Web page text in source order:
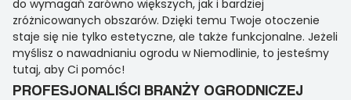
do wymagań zarówno większych, jak i bardziej
zróżnicowanych obszarów. Dzięki temu Twoje otoczenie
staje się nie tylko estetyczne, ale także funkcjonalne. Jeżeli
myślisz o nawadnianiu ogrodu w Niemodlinie, to jesteśmy
tutaj, aby Ci pomóc!
PROFESJONALIŚCI BRANŻY OGRODNICZEJ